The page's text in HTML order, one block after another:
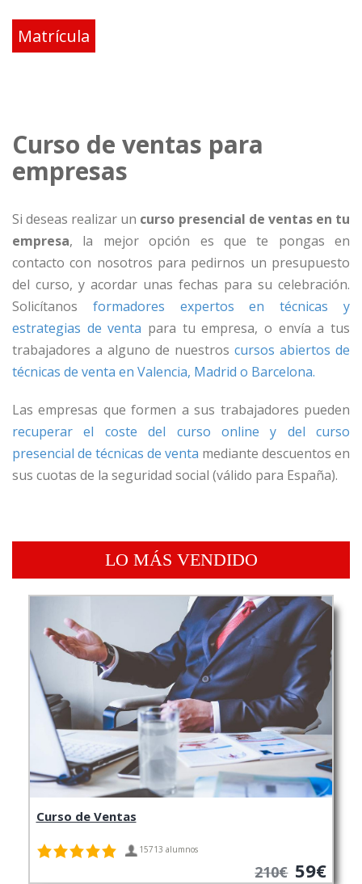
Matrícula
Curso de ventas para
empresas
Si deseas realizar un curso presencial de ventas en tu
empresa, la mejor opción es que te pongas en
contacto con nosotros para pedirnos un presupuesto
del curso, y acordar unas fechas para su celebración.
Solicítanos formadores expertos en técnicas y
estrategias de venta para tu empresa, o envía a tus
trabajadores a alguno de nuestros cursos abiertos de
técnicas de venta en Valencia, Madrid o Barcelona.
Las empresas que formen a sus trabajadores pueden
recuperar el coste del curso online y del curso
presencial de técnicas de venta mediante descuentos en
sus cuotas de la seguridad social (válido para España).
LO MÁS VENDIDO
Curso de Ventas
15713 alumnos
210€ 59€